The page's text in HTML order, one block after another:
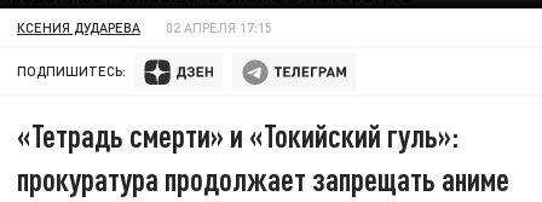
КСЕНИЯ ДУДАРЕВА 02 АПРЕЛЯ 17:15
ПОДПИШИТЕСЬ:
«Тетрадь смерти» и «Токийский гуль»:
прокуратура продолжает запрещать аниме